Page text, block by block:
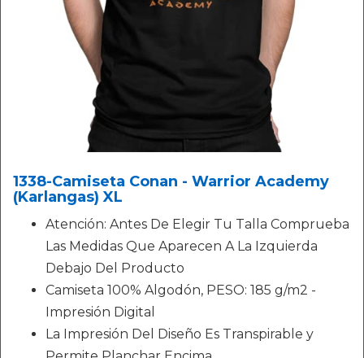
1338-Camiseta Conan - Warrior Academy
(Karlangas) XL
Atención: Antes De Elegir Tu Talla Comprueba
Las Medidas Que Aparecen A La Izquierda
Debajo Del Producto
Camiseta 100% Algodón, PESO: 185 g/m2 -
Impresión Digital
La Impresión Del Diseño Es Transpirable y